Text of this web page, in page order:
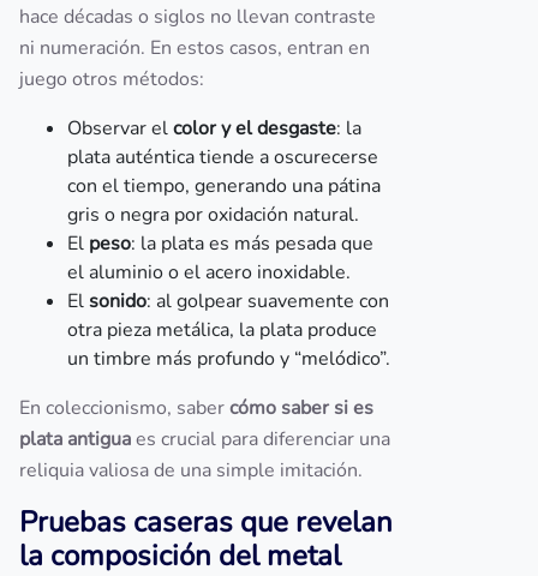
hace décadas o siglos no llevan contraste
ni numeración. En estos casos, entran en
juego otros métodos:
Observar elcolor y el desgaste: la
plata auténtica tiende a oscurecerse
con el tiempo, generando una pátina
gris o negra por oxidación natural.
El peso: la plata es más pesada que
el aluminio o el acero inoxidable.
Elsonido: al golpear suavemente con
otra pieza metálica, la plata produce
un timbre más profundo y “melódico”.
En coleccionismo, sabercómo saber si es
plata antiguaes crucial para diferenciar una
reliquia valiosa de una simple imitación.
Pruebas caseras que revelan
la composición del metal